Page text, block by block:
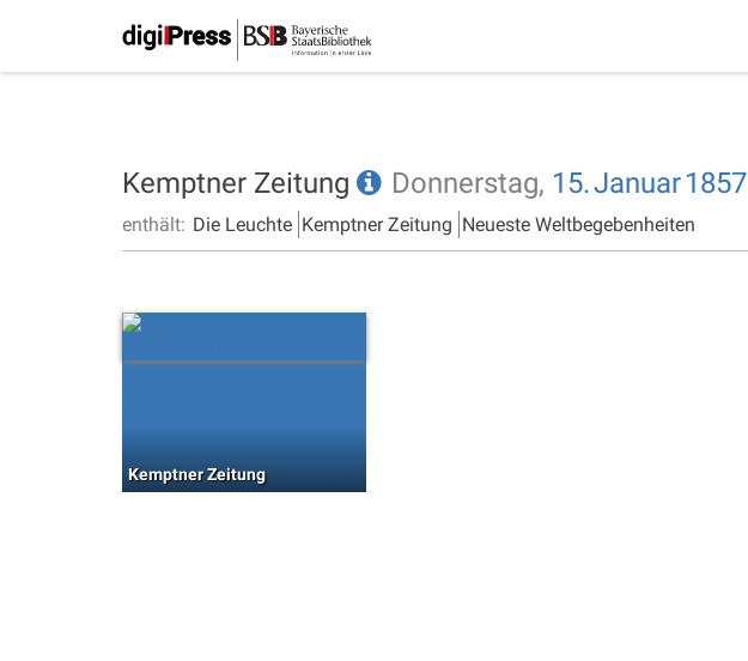
Kemptner Zeitung Donnerstag, 15.Januar1857
enthält: Die Leuchte Kemptner Zeitung Neueste Weltbegebenheiten
Kemptner Zeitung